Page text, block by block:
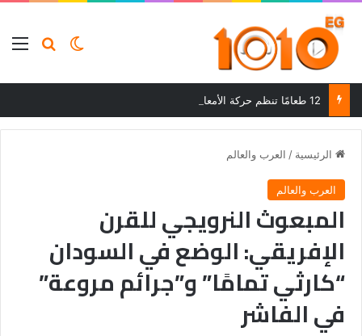
بحثالوضع
الرئيسية / العرب والعالم
العرب والعالم
المبعوث النرويجي للقرن
الإفريقي: الوضع في السودان
“كارثي تمامًا” و”جرائم مروعة”
في الفاشر